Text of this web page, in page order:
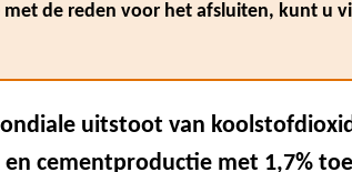
de reden voor het afsluiten, kunt u
uitstoot van
cementproductie met 1,7%